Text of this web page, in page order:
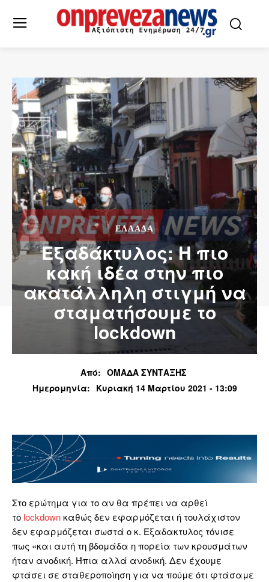
ΕΛΛΆΔΑ
Εξαδάκτυλος: H πιο
κακή ιδέα στην πιο
ακατάλληλη στιγμή να
σταματήσουμε το
lockdown
Από: ΟΜΑΔΑ ΣΥΝΤΑΞΗΣ
Ημερομηνία: Κυριακή 14 Μαρτίου 2021 - 13:09
Στο ερώτημα για το αν θα πρέπει να αρθεί
το lockdownκαθώς δεν εφαρμόζεται ή τουλάχιστον
δεν εφαρμόζεται σωστά ο κ. Εξαδακτυλος τόνισε
πως «και αυτή τη βδομάδα η πορεία των κρουσμάτων
ήταν ανοδική. Ήπια αλλά ανοδική. Δεν έχουμε
φτάσει σε σταθεροποίηση για να πούμε ότι φτάσαμε